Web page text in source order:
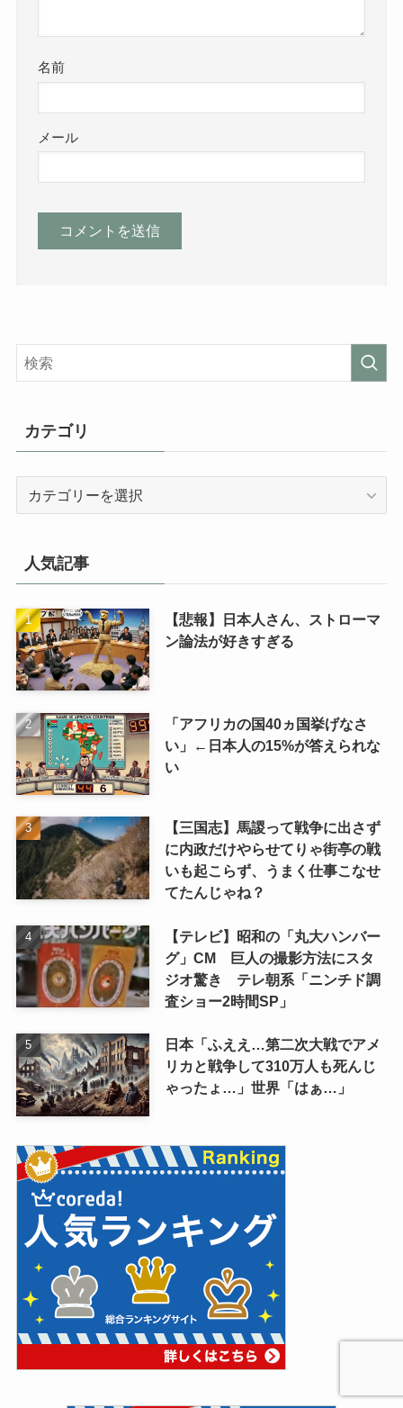
名前
メール
カテゴリ
人気記事
【悲報】日本人さん、ストローマ
ン論法が好きすぎる
「アフリカの国40ヵ国挙げなさ
い」←日本人の15%が答えられな
い
【三国志】馬謖って戦争に出さず
に内政だけやらせてりゃ街亭の戦
いも起こらず、うまく仕事こなせ
てたんじゃね？
【テレビ】昭和の「丸大ハンバー
グ」CM 巨人の撮影方法にスタ
ジオ驚き テレ朝系「ニンチド調
査ショー2時間SP」
日本「ふええ…第二次大戦でアメ
リカと戦争して310万人も死んじ
ゃったょ…」世界「はぁ…」